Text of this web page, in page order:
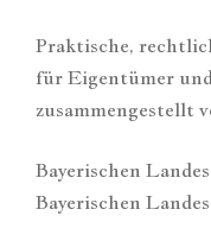
Praktische,
für Eigentümer
zusammengestellt
Bayerischen
Bayerischen